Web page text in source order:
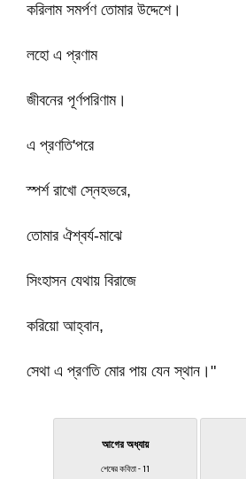
করিলাম সমর্পণ তোমার উদ্দেশে।
লহো এ প্রণাম
জীবনের পূর্ণপরিণাম।
এ প্রণতি'পরে
স্পর্শ রাখো স্নেহভরে,
তোমার ঐশ্বর্য-মাঝে
সিংহাসন যেথায় বিরাজে
করিয়ো আহ্বান,
সেথা এ প্রণতি মোর পায় যেন স্থান।"
আগের অধ্যায়
শেষের কবিতা - 11